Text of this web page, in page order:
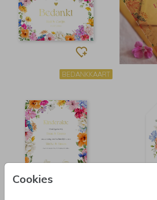
Cookies
BEDANKKAART